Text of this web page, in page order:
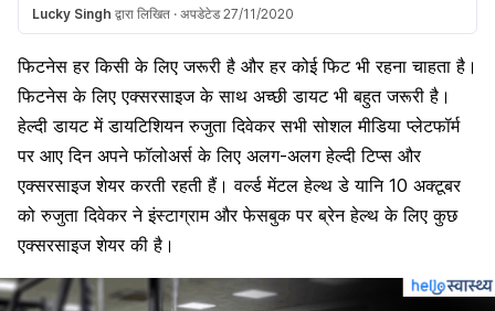
Lucky Singh द्वारा लिखित · अपडेटेड 27/11/2020
फिटनेस हर किसी के लिए जरूरी है और हर कोई फिट भी रहना चाहता है।
फिटनेस के लिए एक्सरसाइज के साथ अच्छी डायट भी बहुत जरूरी है।
हेल्दी डायट मेंडायटिशियनरुजुता दिवेकरसभी सोशल मीडिया प्लेटफॉर्म
पर आए दिन अपने फॉलोअर्स के लिए अलग-अलगहेल्दी टिप्स और
एक्सरसाइजशेयर करती रहती हैं। वर्ल्ड मेंटल हेल्थ डे यानि 10 अक्टूबर
कोरुजुता दिवेकर ने इंस्टाग्राम और फेसबुक पर ब्रेन हेल्थ के लिए कुछ
एक्सरसाइजशेयर की है।